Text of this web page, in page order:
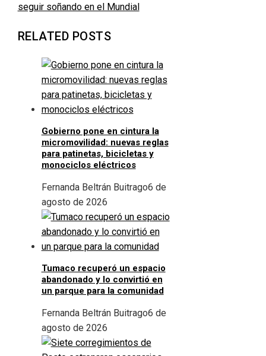
seguir soñando en el Mundial
RELATED POSTS
Gobierno pone en cintura la
micromovilidad: nuevas reglas
para patinetas, bicicletas y
monociclos eléctricos
Fernanda Beltrán Buitrago6 de
agosto de 2026
Tumaco recuperó un espacio
abandonado y lo convirtió en
un parque para la comunidad
Fernanda Beltrán Buitrago6 de
agosto de 2026